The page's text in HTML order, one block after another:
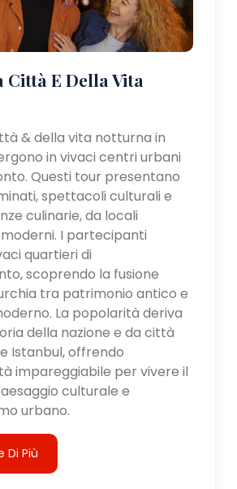
E Della Vita
& della vita notturna in
in vivaci centri urbani
Questi tour presentano
spettacoli culturali e
culinarie, da locali
I partecipanti
quartieri di
scoprendo la fusione
tra patrimonio antico e
La popolarità deriva
della nazione e da città
Istanbul, offrendo
impareggiabile per vivere il
culturale e
urbano.
Di Più